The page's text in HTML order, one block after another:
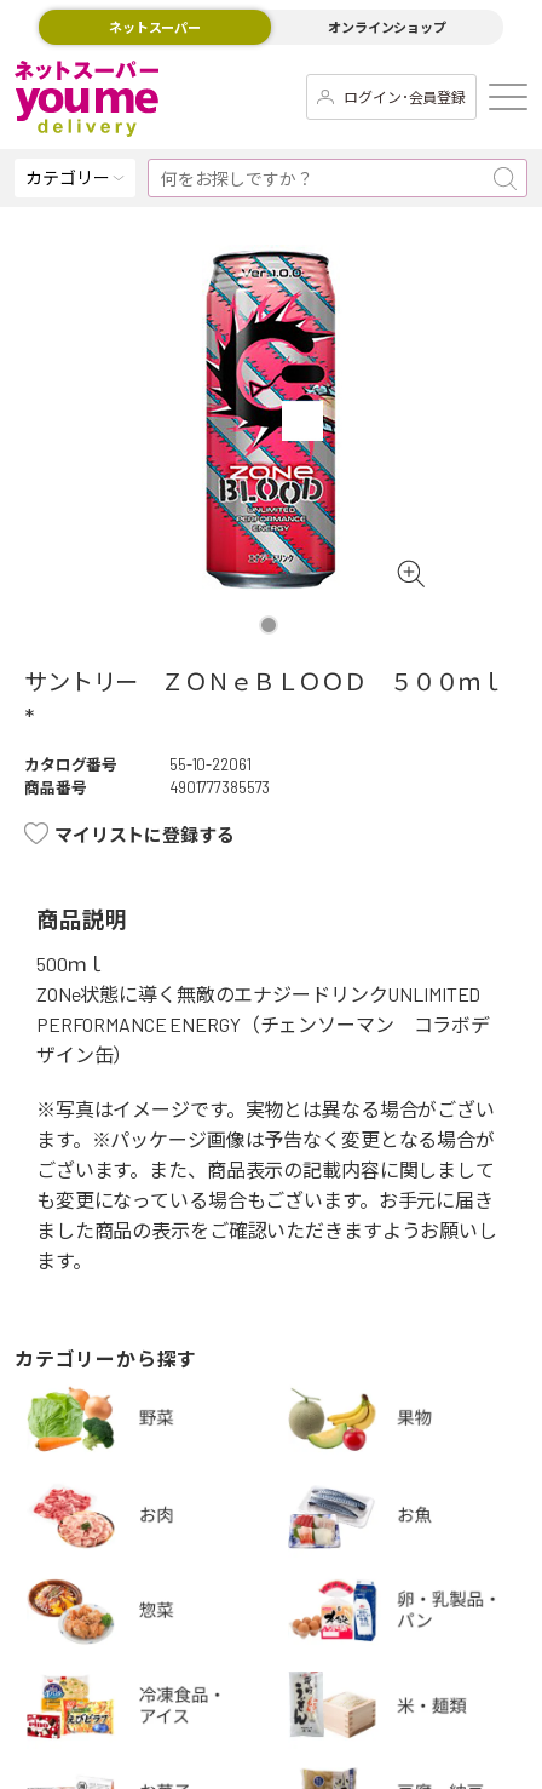
ネットスーパー オンラインショップ
ログイン･会員登録
カテゴリー
サントリー ＺＯＮｅＢＬＯＯＤ ５００ｍｌ
*
カタログ番号
55-10-22061
商品番号
4901777385573
マイリストに登録する
商品説明
500ｍｌ
ZONe状態に導く無敵のエナジードリンクUNLIMITED
PERFORMANCE ENERGY（チェンソーマン コラボデ
ザイン缶）
※写真はイメージです。実物とは異なる場合がござい
ます。※パッケージ画像は予告なく変更となる場合が
ございます。また、商品表示の記載内容に関しまして
も変更になっている場合もございます。お手元に届き
ました商品の表示をご確認いただきますようお願いし
ます。
カテゴリーから探す